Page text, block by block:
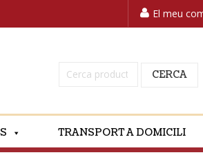
El meu
Cerca: CERCA
TRANSPORT A DOMICILI